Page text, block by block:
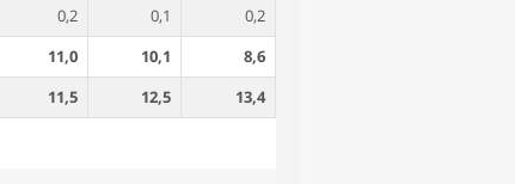
0,2 0,1
0,2
11,0 10,1
8,6
11,5 12,5
13,4